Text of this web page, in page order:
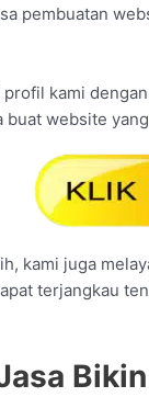
pembuatan
kami
website
kami juga
terjangkau